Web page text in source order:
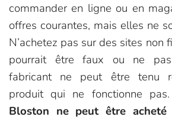
commander en ligne ou en
offres courantes, mais elles ne
N’achetez pas sur des sites non
pourrait être faux ou ne pas
fabricant ne peut être tenu
produit qui ne fonctionne pas.
Bloston ne peut être